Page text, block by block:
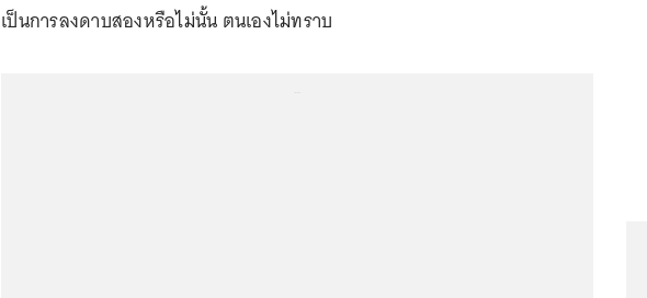
เป็นการลงดาบสองหรือไม่นั้น ตนเองไม่ทราบ